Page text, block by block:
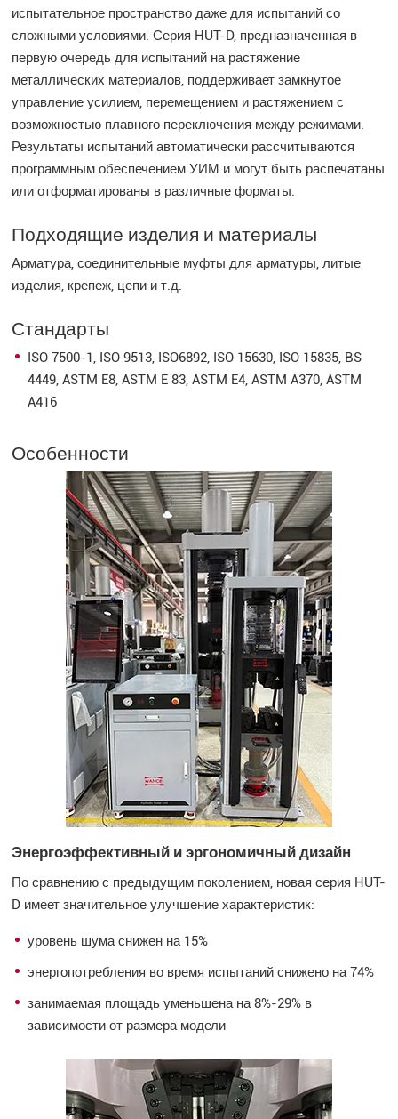
испытательное пространство даже для испытаний со
сложными условиями. Серия HUT-D, предназначенная в
первую очередь для испытаний на растяжение
металлических материалов, поддерживает замкнутое
управление усилием, перемещением и растяжением с
возможностью плавного переключения между режимами.
Результаты испытаний автоматически рассчитываются
программным обеспечением УИМ и могут быть распечатаны
или отформатированы в различные форматы.
Подходящие изделия и материалы
Арматура, соединительные муфты для арматуры, литые
изделия, крепеж, цепи и т.д.
Стандарты
ISO 7500-1, ISO 9513, ISO6892, ISO 15630, ISO 15835, BS
4449, ASTM E8, ASTM E 83, ASTM E4, ASTM A370, ASTM
A416
Особенности
Энергоэффективный и эргономичный дизайн
По сравнению с предыдущим поколением, новая серия HUT-
D имеет значительное улучшение характеристик:
уровень шума снижен на 15%
энергопотребления во время испытаний снижено на 74%
занимаемая площадь уменьшена на 8%-29% в
зависимости от размера модели